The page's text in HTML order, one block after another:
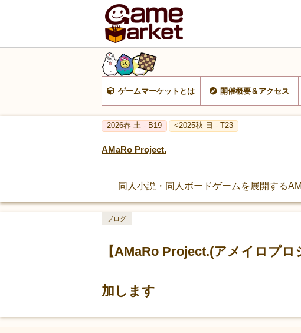
ゲームマーケットとは 開催概要＆アクセス
2026春 土 - B19 <2025秋 日 - T23
AMaRo Project.
同人小説・同人ボードゲームを展開する
【AMaRo Project.(アメイロプ
加します
ブログ